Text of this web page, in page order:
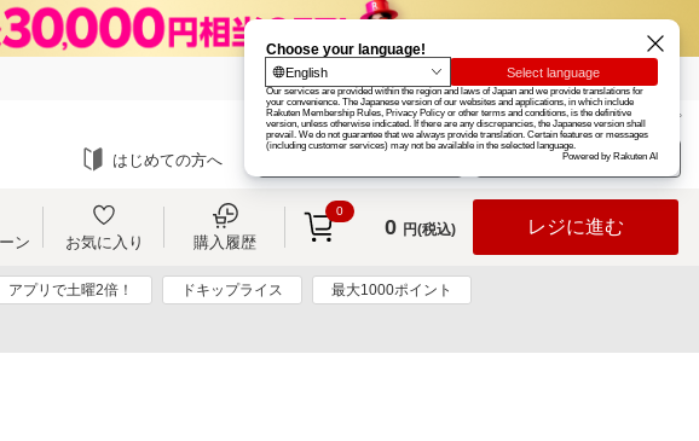
楽天グループ カード
お知らせ ヘルプ
はじめての方へ ログイン
ン お気に入り 購入履歴
0
0 円(税込) レジに進む
アプリで土曜2倍！ ドキップライス 最大1000ポイント